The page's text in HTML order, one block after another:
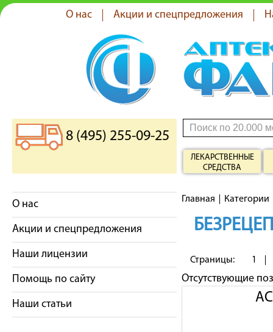
О нас Акции и спецпредложения
8 (495) 255-09-25
ЛЕКАРСТВЕННЫЕ
СРЕДСТВА
О нас
Акции и спецпредложения
Наши лицензии
Помощь по сайту
Наши статьи
Главная Категории
Страницы: 1
Отсутствующие